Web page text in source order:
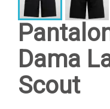
Dama
Scout